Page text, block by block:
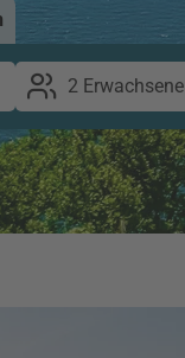
2 Erwachsene